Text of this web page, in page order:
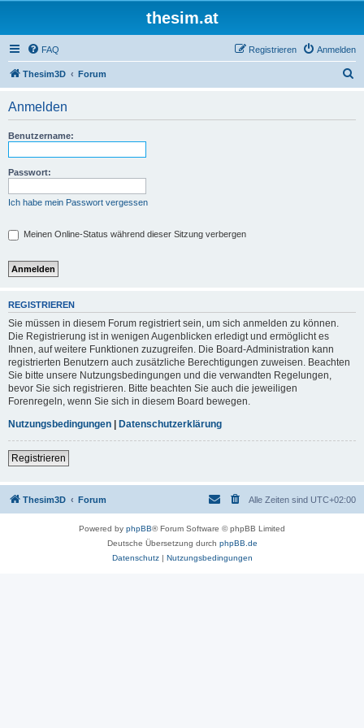
thesim.at
FAQ Anmelden
Registrieren
Thesim3D Forum
Anmelden
Benutzername:
Passwort:
Ich habe mein Passwort vergessen
Meinen Online-Status während dieser Sitzung verbergen
REGISTRIEREN
Sie müssen in diesem Forum registriert sein, um sich anmelden zu können.
Die Registrierung ist in wenigen Augenblicken erledigt und ermöglicht es
Ihnen, auf weitere Funktionen zuzugreifen. Die Board-Administration kann
registrierten Benutzern auch zusätzliche Berechtigungen zuweisen. Beachten
Sie bitte unsere Nutzungsbedingungen und die verwandten Regelungen,
bevor Sie sich registrieren. Bitte beachten Sie auch die jeweiligen
Forenregeln, wenn Sie sich in diesem Board bewegen.
Nutzungsbedingungen
Datenschutzerklärung
Registrieren
Thesim3D Forum Alle Zeiten sind UTC+02:00
Powered by phpBB® Forum Software © phpBB Limited
Deutsche Übersetzung durch phpBB.de
Datenschutz| Nutzungsbedingungen